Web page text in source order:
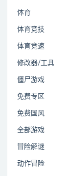
体育
体育竞技
体育竞速
修改器/工具
僵尸游戏
免费专区
免费国风
全部游戏
冒险解谜
动作冒险